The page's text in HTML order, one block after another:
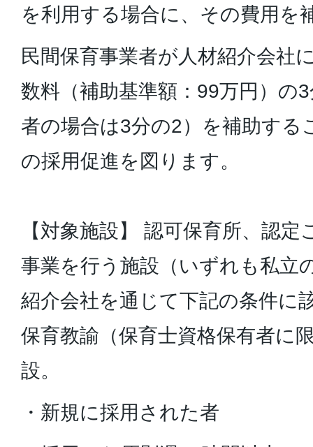
を利用する場合に、その費用を
民間保育事業者が人材紹介会社
数料（補助基準額：99万円）の
者の場合は3分の2）を補助する
の採用促進を図ります。
【対象施設】 認可保育所、認
事業を行う施設（いずれも私立
紹介会社を通じて下記の条件に
保育教諭（保育士資格保有者に
設。
・新規に採用された者